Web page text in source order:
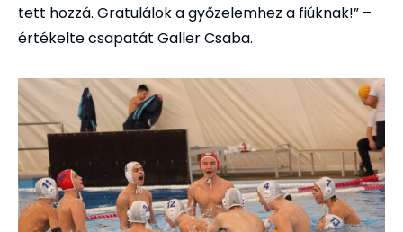
tett hozzá. Gratulálok a győzelemhez a fiúknak!” –
értékelte csapatát Galler Csaba.